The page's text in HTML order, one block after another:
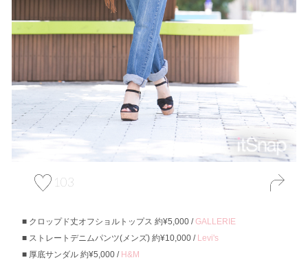
103
クロップド丈オフショルトップス 約¥5,000 /GALLERIE
ストレートデニムパンツ(メンズ) 約¥10,000 / Levi's
厚底サンダル 約¥5,000 / H&M